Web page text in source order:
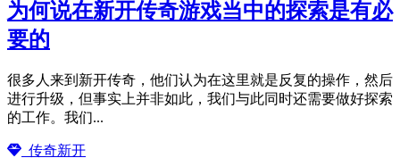
为何说在新开传奇游戏当中的探索是有必
要的
很多人来到新开传奇，他们认为在这里就是反复的操作，然后
进行升级，但事实上并非如此，我们与此同时还需要做好探索
的工作。我们...
传奇新开